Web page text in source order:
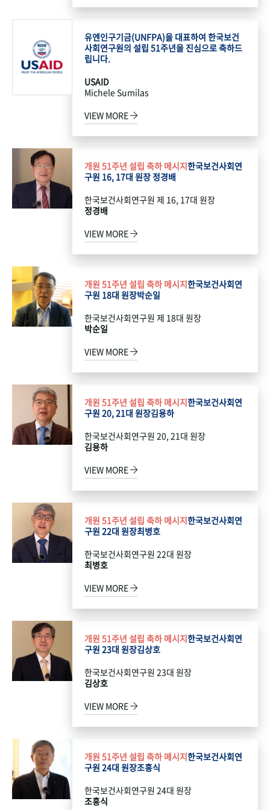
유엔인구기금(UNFPA)을 대표하여 한국보건
사회연구원의 설립 51주년을 진심으로 축하드
립니다.
USAID
Michele Sumilas
VIEW MORE
개원 51주년 설립 축하 메시지한국보건사회연
구원 16, 17대 원장 정경배
한국보건사회연구원 제 16, 17대 원장
정경배
VIEW MORE
개원 51주년 설립 축하 메시지한국보건사회연
구원 18대 원장박순일
한국보건사회연구원 제 18대 원장
박순일
VIEW MORE
개원 51주년 설립 축하 메시지한국보건사회연
구원 20, 21대 원장김용하
한국보건사회연구원 20, 21대 원장
김용하
VIEW MORE
개원 51주년 설립 축하 메시지한국보건사회연
구원 22대 원장최병호
한국보건사회연구원 22대 원장
최병호
VIEW MORE
개원 51주년 설립 축하 메시지한국보건사회연
구원 23대 원장김상호
한국보건사회연구원 23대 원장
김상호
VIEW MORE
개원 51주년 설립 축하 메시지한국보건사회연
구원 24대 원장조흥식
한국보건사회연구원 24대 원장
조흥식